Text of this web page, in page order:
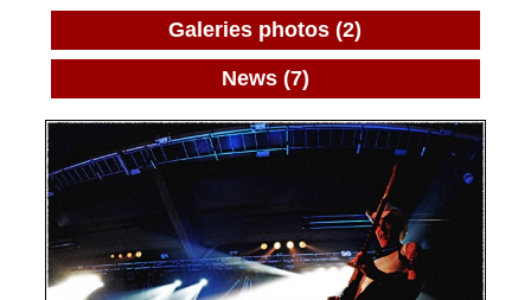
Galeries photos (2)
News (7)